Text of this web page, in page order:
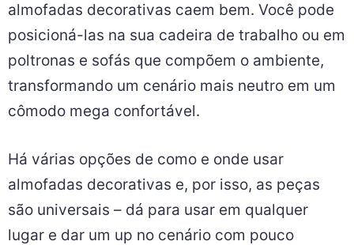
almofadas decorativas caem bem. Você pode
posicioná-las na sua cadeira de trabalho ou em
poltronas e sofás que compõem o ambiente,
transformando um cenário mais neutro em um
cômodo mega confortável.
Há várias opções de como e onde usar
almofadas decorativas e, por isso, as peças
são universais – dá para usar em qualquer
lugar e dar um up no cenário com pouco